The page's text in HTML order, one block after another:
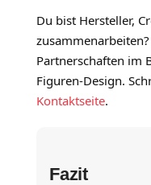
Du bist Hersteller,
Partnerschaften im
Figuren-Design.
Kontaktseite.
Fazit